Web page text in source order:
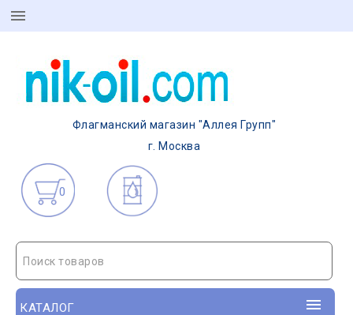
Флагманский магазин "Аллея Групп"
г. Москва
0
Поиск товаров
КАТАЛОГ